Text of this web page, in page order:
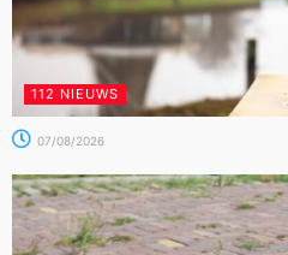
112 NIEUWS
07/08/2026